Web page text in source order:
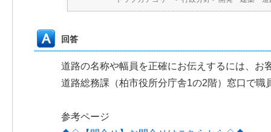
回答
道路の名称や幅員を正確にお伝えするには、お
道路総務課（柏市役所分庁舎1の2階）窓口で
参考ページ